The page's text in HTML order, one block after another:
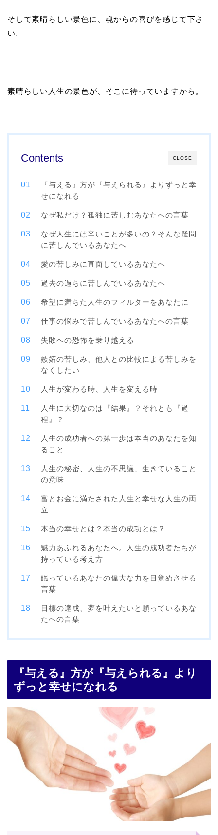
そして素晴らしい景色に、魂からの喜びを感じて下さ
い。
素晴らしい人生の景色が、そこに待っていますから。
CLOSE
Contents
『与える』方が『与えられる』よりずっと幸
せになれる
なぜ私だけ？孤独に苦しむあなたへの言葉
なぜ人生には辛いことが多いの？そんな疑問
に苦しんでいるあなたへ
愛の苦しみに直面しているあなたへ
過去の過ちに苦しんでいるあなたへ
希望に満ちた人生のフィルターをあなたに
仕事の悩みで苦しんでいるあなたへの言葉
失敗への恐怖を乗り越える
嫉妬の苦しみ、他人との比較による苦しみを
なくしたい
人生が変わる時、人生を変える時
人生に大切なのは『結果』？それとも『過
程』？
人生の成功者への第一歩は本当のあなたを知
ること
人生の秘密、人生の不思議、生きていること
の意味
富とお金に満たされた人生と幸せな人生の両
立
本当の幸せとは？本当の成功とは？
魅力あふれるあなたへ。人生の成功者たちが
持っている考え方
眠っているあなたの偉大な力を目覚めさせる
言葉
目標の達成、夢を叶えたいと願っているあな
たへの言葉
『与える』方が『与えられる』より
ずっと幸せになれる